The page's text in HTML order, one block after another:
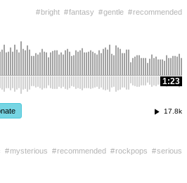
bright fantasy gentle recommended
1:23
17.8k
mysterious recommended rockpops serious